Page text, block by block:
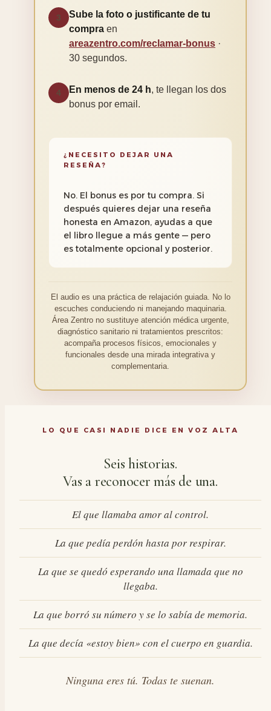
3
Sube la foto o justificante de tu
compra en
areazentro.com/reclamar-bonus ·
30 segundos.
4 En menos de 24 h, te llegan los dos
bonus por email.
¿NECESITO DEJAR UNA
RESEÑA?
No. El bonus es por tu compra. Si
después quieres dejar una reseña
honesta en Amazon, ayudas a que
el libro llegue a más gente — pero
es totalmente opcional y posterior.
El audio es una práctica de relajación guiada. No lo
escuches conduciendo ni manejando maquinaria.
Área Zentro no sustituye atención médica urgente,
diagnóstico sanitario ni tratamientos prescritos:
acompaña procesos físicos, emocionales y
funcionales desde una mirada integrativa y
complementaria.
LO QUE CASI NADIE DICE EN VOZ ALTA
Seis historias.
Vas a reconocer más de una.
El que llamaba amor al control.
La que pedía perdón hasta por respirar.
La que se quedó esperando una llamada que no
llegaba.
La que borró su número y se lo sabía de memoria.
La que decía «estoy bien» con el cuerpo en guardia.
Ninguna eres tú. Todas te suenan.